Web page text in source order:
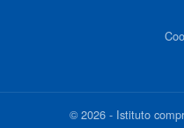
©2026 - Istituto